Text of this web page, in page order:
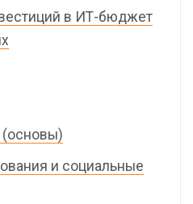
в ИТ-бюджет
и социальные